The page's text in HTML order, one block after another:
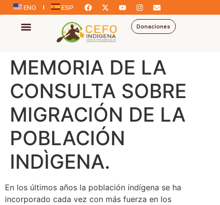
ENG ESP
Donaciones
MEMORIA DE LA
CONSULTA SOBRE
MIGRACIÓN DE LA
POBLACIÓN
INDÌGENA.
En los últimos años la población indígena se ha
incorporado cada vez con más fuerza en los